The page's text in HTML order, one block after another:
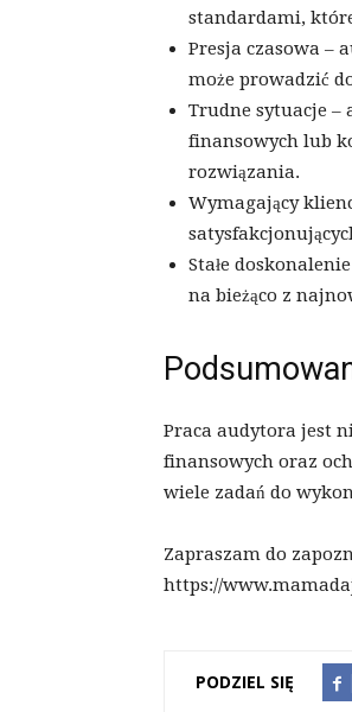
standardami,
Presja czasowa –
może prowadzić
Trudne sytuacje –
finansowych lub
rozwiązania.
Wymagający
Stałe
na bieżąco z
Praca audytora jest
finansowych oraz
wiele zadań do
Zapraszam do
https://
PODZIEL SIĘ